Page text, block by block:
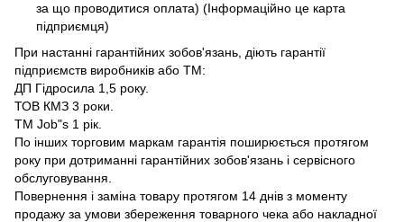
за що проводитися оплата) (Інформаційно це карта
підприємця)
При настанні гарантійних зобов'язань, діють гарантії
підприємств виробників або ТМ:
ДП Гідросила 1,5 року.
ТОВ КМЗ 3 роки.
ТМ Job"s 1 рік.
По інших торговим маркам гарантія поширюється протягом
року при дотриманні гарантійних зобов'язань і сервісного
обслуговування.
Повернення і заміна товару протягом 14 днів з моменту
продажу за умови збереження товарного чека або накладної